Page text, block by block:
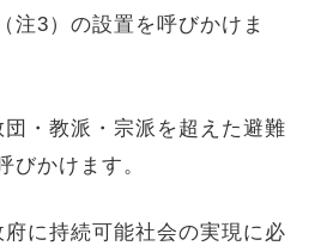
注3）の設置を呼びかけま
・教派・宗派を超えた避難
びかけます。
に持続可能社会の実現に必